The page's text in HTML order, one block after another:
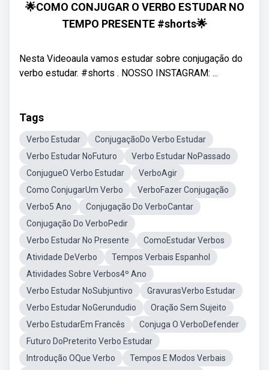
🌟COMO CONJUGAR O VERBO ESTUDAR NO
TEMPO PRESENTE #shorts🌟
Nesta Videoaula vamos estudar sobre conjugação do
verbo estudar. #shorts . NOSSO INSTAGRAM: ...
Tags
Verbo Estudar
ConjugaçãoDo Verbo Estudar
Verbo Estudar NoFuturo
Verbo Estudar NoPassado
ConjugueO Verbo Estudar
VerboAgir
Como ConjugarUm Verbo
VerboFazer Conjugação
Verbo5 Ano
Conjugação Do VerboCantar
Conjugação Do VerboPedir
Verbo Estudar No Presente
ComoEstudar Verbos
Atividade DeVerbo
Tempos Verbais Espanhol
Atividades Sobre Verbos4º Ano
Verbo Estudar NoSubjuntivo
GravurasVerbo Estudar
Verbo Estudar NoGerundudio
Oração Sem Sujeito
Verbo EstudarEm Francês
Conjuga O VerboDefender
Futuro DoPreterito Verbo Estudar
Introdução OQue Verbo
Tempos E Modos Verbais